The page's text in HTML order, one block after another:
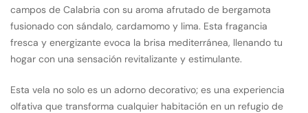
campos de Calabria con su aroma afrutado de bergamota
fusionado con sándalo, cardamomo y lima. Esta fragancia
fresca y energizante evoca la brisa mediterránea, llenando tu
hogar con una sensación revitalizante y estimulante.
Esta vela no solo es un adorno decorativo; es una experiencia
olfativa que transforma cualquier habitación en un refugio de